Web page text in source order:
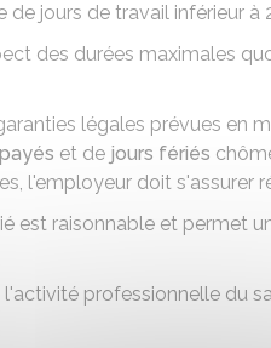
jours de travail inférieur à
des durées maximales
légales prévues en
et de jours fériés
l'employeur doit s'assurer
est raisonnable et permet
professionnelle du